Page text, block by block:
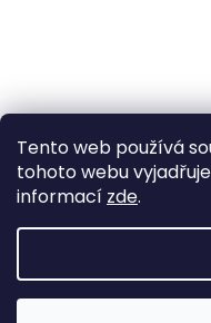
Tento web používá
tohoto webu
informací zde.